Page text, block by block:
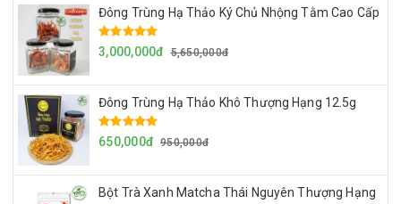
Đông Trùng Hạ Thảo Ký Chủ Nhộng Tằm Cao Cấp
3,000,000đ 5,650,000đ
Đông Trùng Hạ Thảo Khô Thượng Hạng 12.5g
650,000đ 950,000đ
Bột Trà Xanh Matcha Thái Nguyên Thượng Hạng